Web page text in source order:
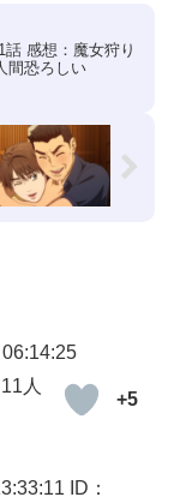
感想：魔女狩り
間恐ろしい
+5
人
ID：